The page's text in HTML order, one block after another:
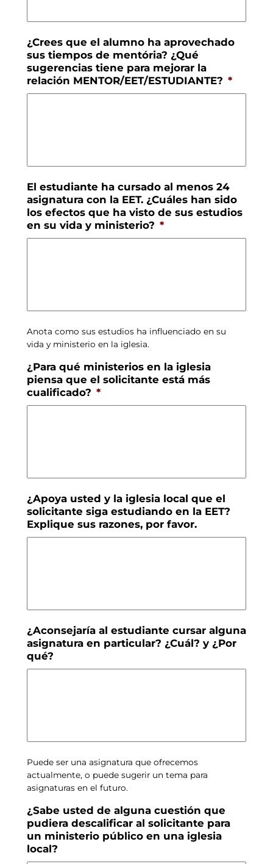
¿Crees que el alumno ha aprovechado
sus tiempos de mentória? ¿Qué
sugerencias tiene para mejorar la
relación MENTOR/EET/ESTUDIANTE? *
El estudiante ha cursado al menos 24
asignatura con la EET. ¿Cuáles han sido
los efectos que ha visto de sus estudios
en su vida y ministerio? *
Anota como sus estudios ha influenciado en su
vida y ministerio en la iglesia.
¿Para qué ministerios en la iglesia
piensa que el solicitante está más
cualificado? *
¿Apoya usted y la iglesia local que el
solicitante siga estudiando en la EET?
Explique sus razones, por favor.
¿Aconsejaría al estudiante cursar alguna
asignatura en particular? ¿Cuál? y ¿Por
qué?
Puede ser una asignatura que ofrecemos
actualmente, o puede sugerir un tema para
asignaturas en el futuro.
¿Sabe usted de alguna cuestión que
pudiera descalificar al solicitante para
un ministerio público en una iglesia
local?